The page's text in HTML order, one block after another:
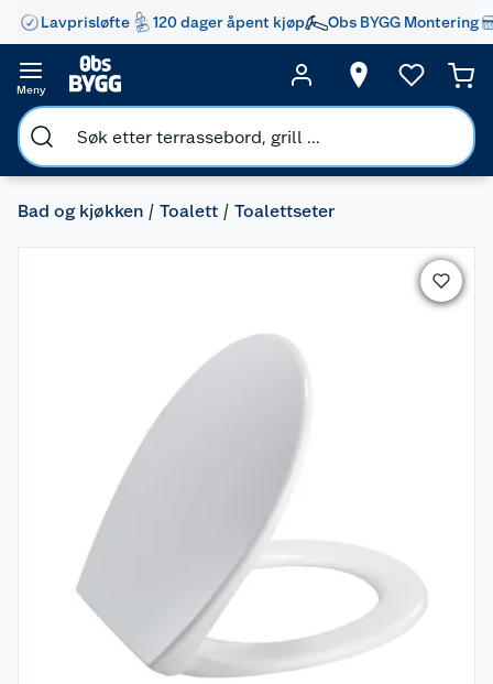
Lavprisløfte 120 dager åpent kjøp Obs BYGG Montering
Meny
Bad og kjøkken Toalett Toalettseter